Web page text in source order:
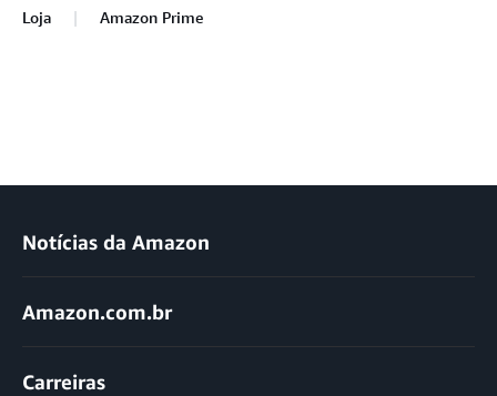
Loja Amazon Prime
Notícias da Amazon
Amazon.com.br
Carreiras